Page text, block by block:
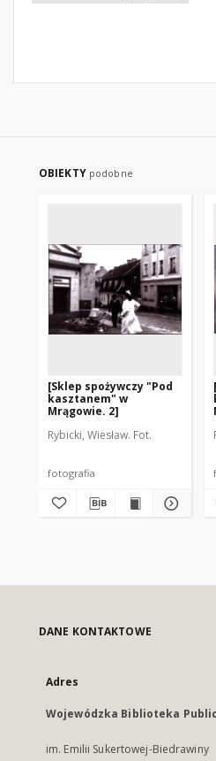
OBIEKTY podobne
[Sklep spożywczy "Pod
kasztanem" w
Mrągowie. 2]
Rybicki, Wiesław. Fot.
fotografia
DANE KONTAKTOWE
Adres
Wojewódzka Biblioteka
im. Emilii Sukertowej-Biedrawiny